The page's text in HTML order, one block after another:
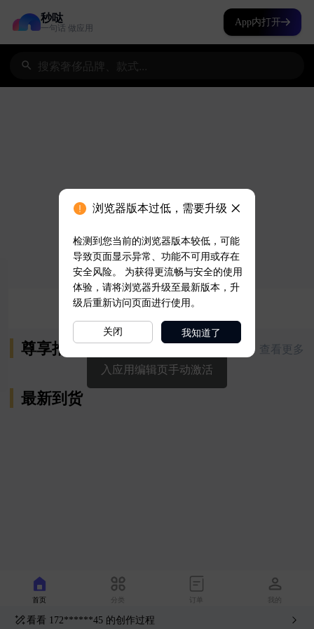
秒哒
一句话 做应用
App内打开
看看 172******45 的创作过程
浏览器版本过低，需要升级
检测到您当前的浏览器版本较低，可能
导致页面显示异常、功能不可用或存在
安全风险。 为获得更流畅与安全的使用
体验，请将浏览器升级至最新版本，升
级后重新访问页面进行使用。
关闭 我知道了